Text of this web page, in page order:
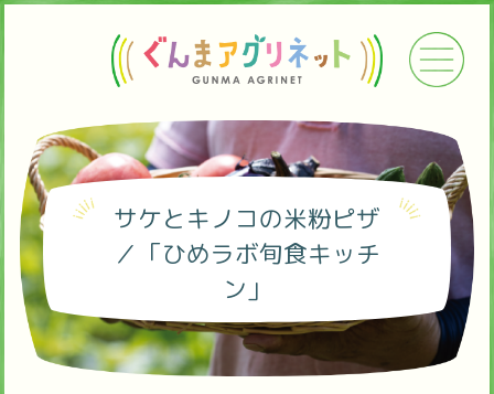
サケとキノコの米粉ピザ
／「ひめラボ旬食キッチ
ン」